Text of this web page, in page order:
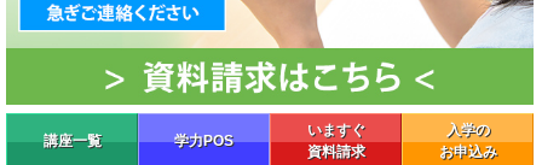
講座一覧 学力POS
いますぐ
資料請求
入学の
お申込み